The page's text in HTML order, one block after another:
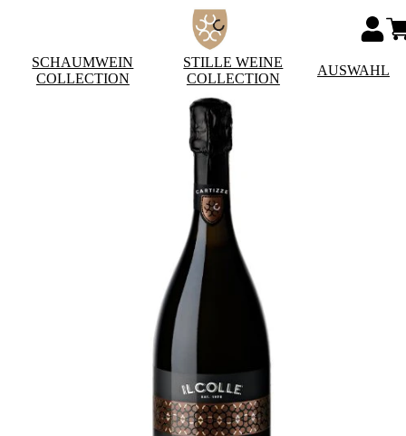
SCHAUMWEIN
COLLECTION
STILLE WEINE
COLLECTION
AUSWAHL